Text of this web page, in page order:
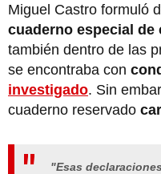
Miguel Castro formuló
cuaderno especial
también dentro de las
se encontraba con
investigado. Sin
cuaderno reservado
"Esas